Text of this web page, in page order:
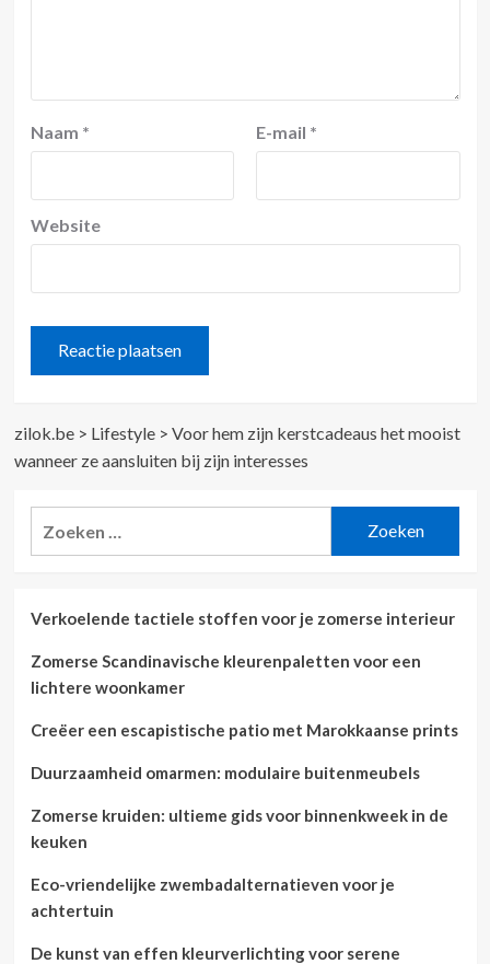
Naam * E-mail *
Website
zilok.be> Lifestyle> Voor hem zijn kerstcadeaus het mooist
wanneer ze aansluiten bij zijn interesses
Verkoelende tactiele stoffen voor je zomerse interieur
Zomerse Scandinavische kleurenpaletten voor een
lichtere woonkamer
Creëer een escapistische patio met Marokkaanse prints
Duurzaamheid omarmen: modulaire buitenmeubels
Zomerse kruiden: ultieme gids voor binnenkweek in de
keuken
Eco-vriendelijke zwembadalternatieven voor je
achtertuin
De kunst van effen kleurverlichting voor serene